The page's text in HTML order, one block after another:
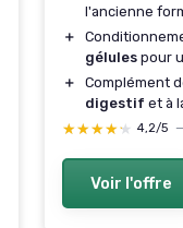
l'ancienne
＋
gélules pour
＋
Complément
digestif et à
★★★★★
★★★★★ 4,2/5 —
Voir l'offre